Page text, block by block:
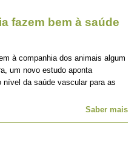
fazem bem à saúde
à companhia dos animais algum
um novo estudo aponta
nível da saúde vascular para as
Saber mais